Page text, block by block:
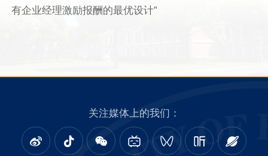
有企业经理激励报酬的最优设计”
关注媒体上的我们：